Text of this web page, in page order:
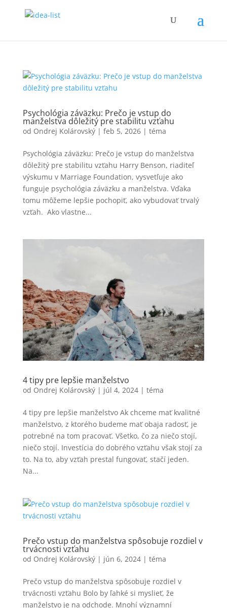
Psychológia záväzku: Prečo je vstup do
manželstva dôležitý pre stabilitu vzťahu
od Ondrej Kolárovský| feb 5, 2026| téma
Psychológia záväzku: Prečo je vstup do manželstva
dôležitý pre stabilitu vzťahu Harry Benson, riaditeľ
výskumu v Marriage Foundation, vysvetľuje ako
funguje psychológia záväzku a manželstva. Vďaka
tomu môžeme lepšie pochopiť, ako vybudovať trvalý
vzťah. Ako vlastne...
4 tipy pre lepšie manželstvo
od Ondrej Kolárovský| júl 4, 2024| téma
4 tipy pre lepšie manželstvo Ak chceme mať kvalitné
manželstvo, z ktorého budeme mať obaja radosť, je
potrebné na tom pracovať. Všetko, čo za niečo stojí,
niečo stojí. Investícia do dobrého vzťahu však stojí za
to. Na to, aby vzťah prestal fungovať, stačí jeden.
Na...
Prečo vstup do manželstva spôsobuje rozdiel v
trvácnosti vzťahu
od Ondrej Kolárovský| jún 6, 2024| téma
Prečo vstup do manželstva spôsobuje rozdiel v
trvácnosti vzťahu Bolo by ľahké si myslieť, že
manželstvo je na odchode. Mnohí významní